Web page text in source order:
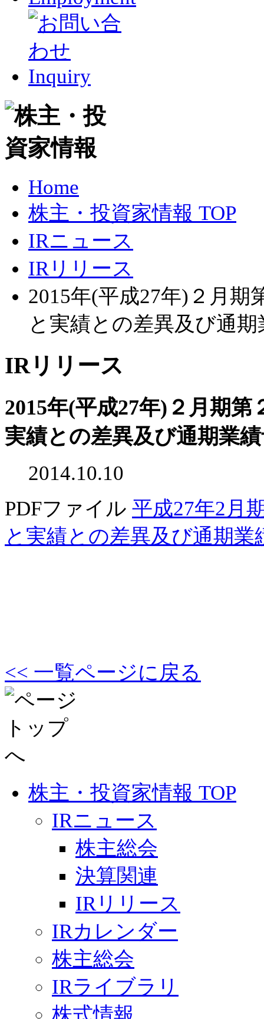
Home
株主・投資家情報 TOP
IRニュース
IRリリース
2015年(平成27年)２月期
と実績との差異及び通
IRリリース
2015年(平成27年)２月期
実績との差異及び通期業
2014.10.10
PDFファイル 平成27年2月
と実績との差異及び通期
<< 一覧ページに戻る
株主・投資家情報 TOP
IRニュース
株主総会
決算関連
IRリリース
IRカレンダー
株主総会
IRライブラリ